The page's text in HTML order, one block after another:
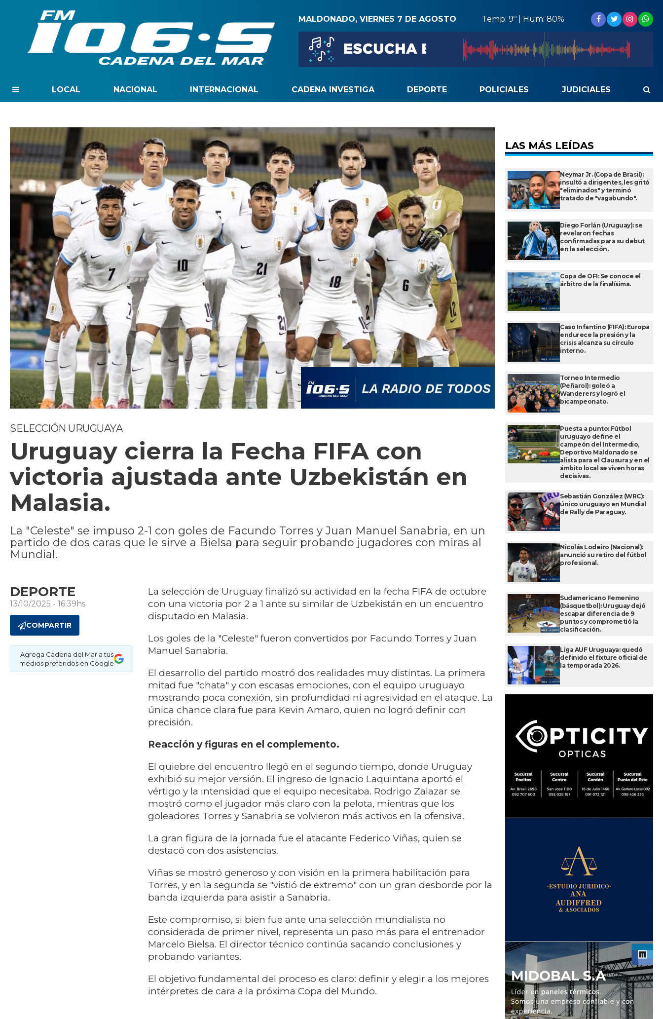
MALDONADO, VIERNES 7 DE AGOSTO Temp: 9º | Hum: 80%
LOCAL NACIONAL INTERNACIONAL CADENA INVESTIGA DEPORTE POLICIALES JUDICIALES
SELECCIÓN URUGUAYA
Uruguay cierra la Fecha FIFA con
victoria ajustada ante Uzbekistán en
Malasia.
La "Celeste" se impuso 2-1 con goles de Facundo Torres y Juan Manuel Sanabria, en un
partido de dos caras que le sirve a Bielsa para seguir probando jugadores con miras al
Mundial.
DEPORTE
13/10/2025 - 16:39hs
COMPARTIR
Agrega Cadena del Mar a tus
medios preferidos en Google
La selección de Uruguay finalizó su actividad en la fecha FIFA de octubre
con una victoria por 2 a 1 ante su similar de Uzbekistán en un encuentro
disputado en Malasia.
Los goles de la "Celeste" fueron convertidos por Facundo Torres y Juan
Manuel Sanabria.
​El desarrollo del partido mostró dos realidades muy distintas. La primera
mitad fue "chata" y con escasas emociones, con el equipo uruguayo
mostrando poca conexión, sin profundidad ni agresividad en el ataque. La
única chance clara fue para Kevin Amaro, quien no logró definir con
precisión.
​Reacción y figuras en el complemento.
El quiebre del encuentro llegó en el segundo tiempo, donde Uruguay
exhibió su mejor versión. El ingreso de Ignacio Laquintana aportó el
vértigo y la intensidad que el equipo necesitaba. Rodrigo Zalazar se
mostró como el jugador más claro con la pelota, mientras que los
goleadores Torres y Sanabria se volvieron más activos en la ofensiva.
​La gran figura de la jornada fue el atacante Federico Viñas, quien se
destacó con dos asistencias.
Viñas se mostró generoso y con visión en la primera habilitación para
Torres, y en la segunda se "vistió de extremo" con un gran desborde por la
banda izquierda para asistir a Sanabria.
​Este compromiso, si bien fue ante una selección mundialista no
considerada de primer nivel, representa un paso más para el entrenador
Marcelo Bielsa. El director técnico continúa sacando conclusiones y
probando variantes.
El objetivo fundamental del proceso es claro: definir y elegir a los mejores
intérpretes de cara a la próxima Copa del Mundo.
LAS MÁS LEÍDAS
Neymar Jr. (Copa de Brasil):
insultó a dirigentes, les gritó
"eliminados" y terminó
tratado de "vagabundo".
Diego Forlán (Uruguay): se
revelaron fechas
confirmadas para su debut
en la selección.
Copa de OFI: Se conoce el
árbitro de la finalísima.
Caso Infantino (FIFA): Europa
endurece la presión y la
crisis alcanza su círculo
interno.
Torneo Intermedio
(Peñarol): goleó a
Wanderers y logró el
bicampeonato.
Puesta a punto: Fútbol
uruguayo define el
campeón del Intermedio,
Deportivo Maldonado se
alista para el Clausura y en el
ámbito local se viven horas
decisivas.
Sebastián González (WRC):
único uruguayo en Mundial
de Rally de Paraguay.
Nicolás Lodeiro (Nacional):
anunció su retiro del fútbol
profesional.
Sudamericano Femenino
(básquetbol): Uruguay dejó
escapar diferencia de 9
puntos y comprometió la
clasificación.
Liga AUF Uruguaya: quedó
definido el fixture oficial de
la temporada 2026.